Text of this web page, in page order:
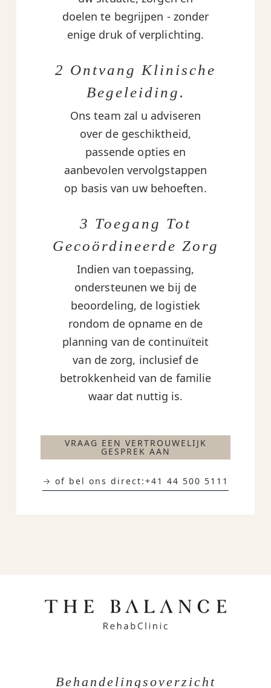
doelen te begrijpen - zonder
enige druk of verplichting.
2 Ontvang Klinische
Begeleiding.
Ons team zal u adviseren
over de geschiktheid,
passende opties en
aanbevolen vervolgstappen
op basis van uw behoeften.
3 Toegang Tot
Gecoördineerde Zorg
Indien van toepassing,
ondersteunen we bij de
beoordeling, de logistiek
rondom de opname en de
planning van de continuïteit
van de zorg, inclusief de
betrokkenheid van de familie
waar dat nuttig is.
VRAAG EEN VERTROUWELIJK
GESPREK AAN
→ of bel ons direct:+41 44 500 5111
Behandelingsoverzicht